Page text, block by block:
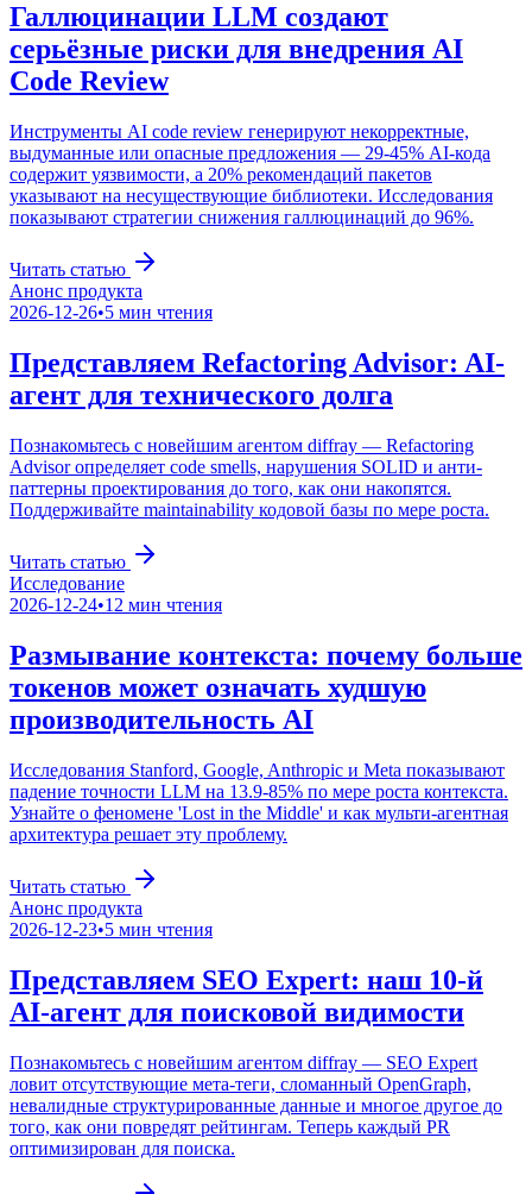
Галлюцинации LLM создают
серьёзные риски для внедрения AI
Code Review
Инструменты AI code review генерируют некорректные,
выдуманные или опасные предложения — 29-45% AI-кода
содержит уязвимости, а 20% рекомендаций пакетов
указывают на несуществующие библиотеки. Исследования
показывают стратегии снижения галлюцинаций до 96%.
Читать статью
Анонс продукта
2026-12-26•5 мин чтения
Представляем Refactoring Advisor: AI-
агент для технического долга
Познакомьтесь с новейшим агентом diffray — Refactoring
Advisor определяет code smells, нарушения SOLID и анти-
паттерны проектирования до того, как они накопятся.
Поддерживайте maintainability кодовой базы по мере роста.
Читать статью
Исследование
2026-12-24•12 мин чтения
Размывание контекста: почему больше
токенов может означать худшую
производительность AI
Исследования Stanford, Google, Anthropic и Meta показывают
падение точности LLM на 13.9-85% по мере роста контекста.
Узнайте о феномене 'Lost in the Middle' и как мульти-агентная
архитектура решает эту проблему.
Читать статью
Анонс продукта
2026-12-23•5 мин чтения
Представляем SEO Expert: наш 10-й
AI-агент для поисковой видимости
Познакомьтесь с новейшим агентом diffray — SEO Expert
ловит отсутствующие мета-теги, сломанный OpenGraph,
невалидные структурированные данные и многое другое до
того, как они повредят рейтингам. Теперь каждый PR
оптимизирован для поиска.